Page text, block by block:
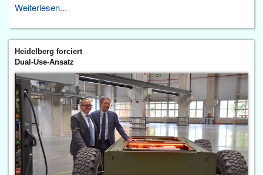
Weiterlesen...
Heidelberg forciert
Dual-Use-Ansatz